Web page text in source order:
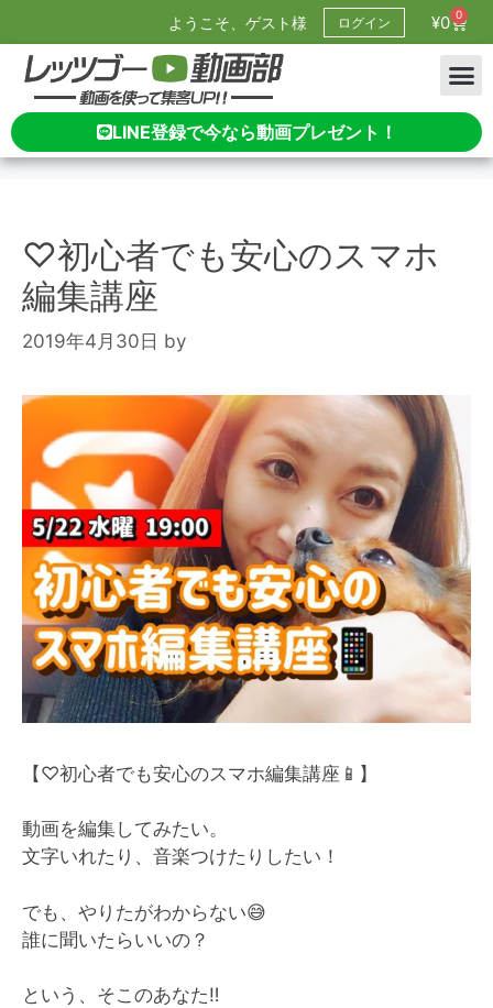
ようこそ、ゲスト様 ログイン ¥0 0
LINE登録で今なら動画プレゼント！
♡初心者でも安心のスマホ
編集講座
2019年4月30日 by
【♡初心者でも安心のスマホ編集講座📱】
動画を編集してみたい。
文字いれたり、音楽つけたりしたい！
でも、やりたがわからない😅
誰に聞いたらいいの？
という、そこのあなた‼︎